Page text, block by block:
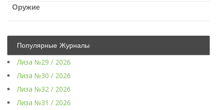
Оружие
Популярные Журналы
Лиза №29 / 2026
Лиза №30 / 2026
Лиза №32 / 2026
Лиза №31 / 2026